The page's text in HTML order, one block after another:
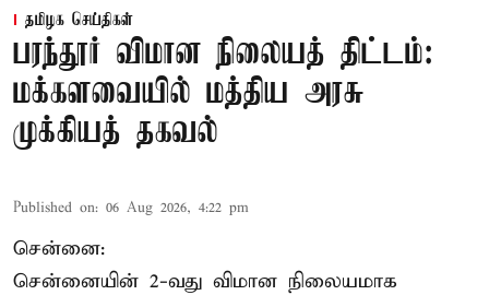
தமிழக செய்திகள்
பரந்தூர் விமான நிலையத் திட்டம்:
மக்களவையில் மத்திய அரசு
முக்கியத் தகவல்
Published on: 06 Aug 2026, 4:22 pm
சென்னை:
சென்னையின் 2-வது விமான நிலையமாக